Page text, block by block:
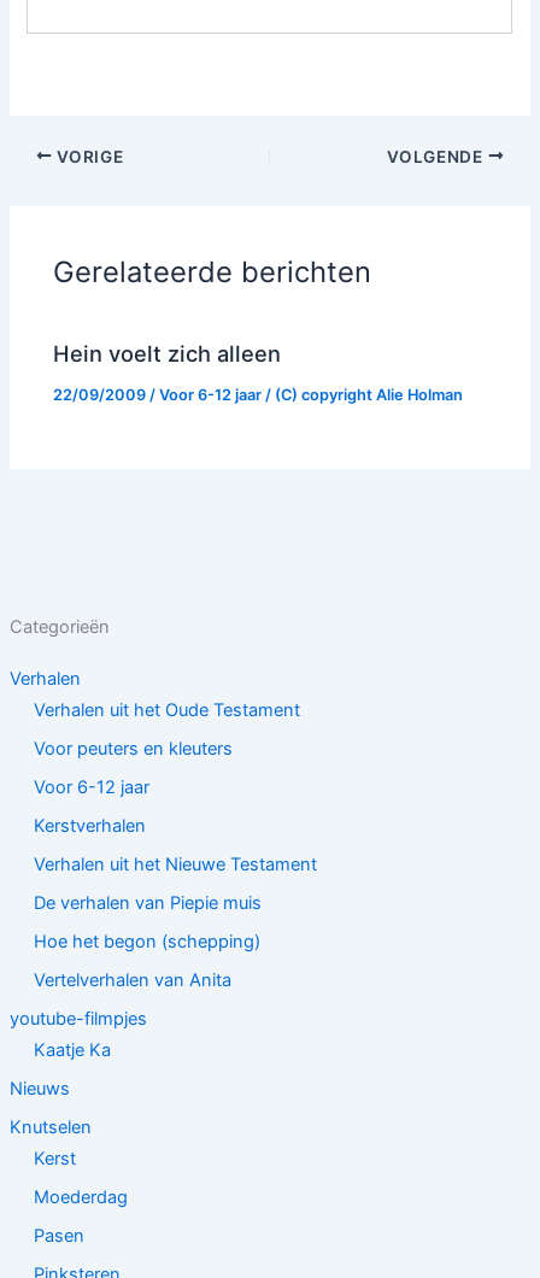
Categorieën
Verhalen
Verhalen uit het Oude Testament
Voor peuters en kleuters
Voor 6-12 jaar
Kerstverhalen
Verhalen uit het Nieuwe Testament
De verhalen van Piepie muis
Hoe het begon (schepping)
Vertelverhalen van Anita
youtube-filmpjes
Kaatje Ka
Nieuws
Knutselen
Kerst
Moederdag
Pasen
VORIGE VOLGENDE
Gerelateerde berichten
Hein voelt zich alleen
22/09/2009/Voor 6-12 jaar / (C) copyrightAlie Holman